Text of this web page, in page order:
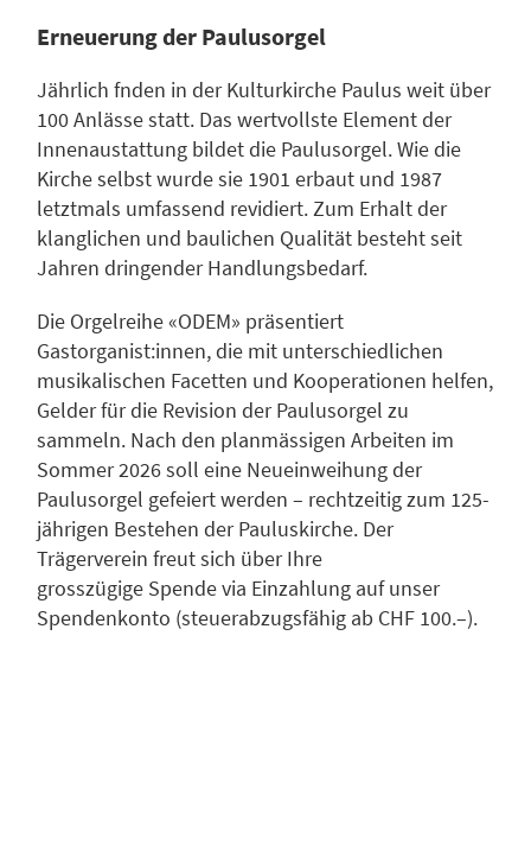
Erneuerung der Paulusorgel
Jährlich fnden in der Kulturkirche Paulus weit über
100 Anlässe statt. Das wertvollste Element der
Innenaustattung bildet die Paulusorgel. Wie die
Kirche selbst wurde sie 1901 erbaut und 1987
letztmals umfassend revidiert. Zum Erhalt der
klanglichen und baulichen Qualität besteht seit
Jahren dringender Handlungsbedarf.
Die Orgelreihe «ODEM» präsentiert
Gastorganist:innen, die mit unterschiedlichen
musikalischen Facetten und Kooperationen helfen,
Gelder für die Revision der Paulusorgel zu
sammeln. Nach den planmässigen Arbeiten im
Sommer 2026 soll eine Neueinweihung der
Paulusorgel gefeiert werden – rechtzeitig zum 125-
jährigen Bestehen der Pauluskirche. Der
Trägerverein freut sich über Ihre
grosszügige Spende via Einzahlung auf unser
Spendenkonto (steuerabzugsfähig ab CHF 100.–).